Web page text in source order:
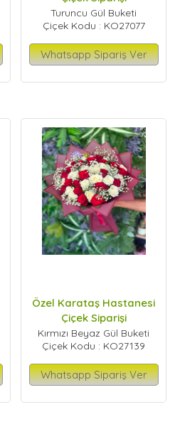
Turuncu Gül Buketi
Çiçek Kodu : KO27077
Whatsapp Sipariş Ver
Özel Karataş Hastanesi
Çiçek Siparişi
Kırmızı Beyaz Gül Buketi
Çiçek Kodu : KO27139
Whatsapp Sipariş Ver